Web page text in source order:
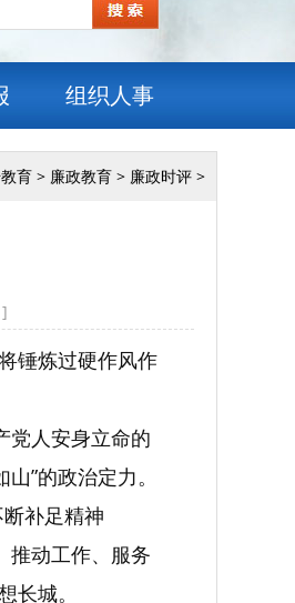
组织人事
育 > 廉政教育 > 廉政时评 >
]
锤炼过硬作风作
党人安身立命的
”的政治定力。
补足精神
推动工作、服务
城。